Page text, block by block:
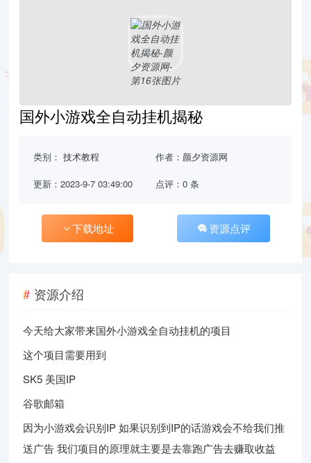
国外小游戏全自动挂机揭秘
类别：技术教程 作者：颜夕资源网
更新：2023-9-7 03:49:00 点评：0 条
下载地址 资源点评
资源介绍
今天给大家带来国外小游戏全自动挂机的项目
这个项目需要用到
SK5 美国IP
谷歌邮箱
因为小游戏会识别IP 如果识别到IP的话游戏会不给我们推
送广告 我们项目的原理就主要是去靠跑广告去赚取收益